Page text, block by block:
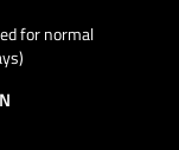
for normal